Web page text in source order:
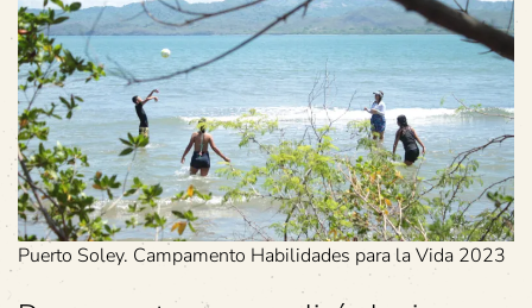
Puerto Soley. Campamento Habilidades para la Vida 2023